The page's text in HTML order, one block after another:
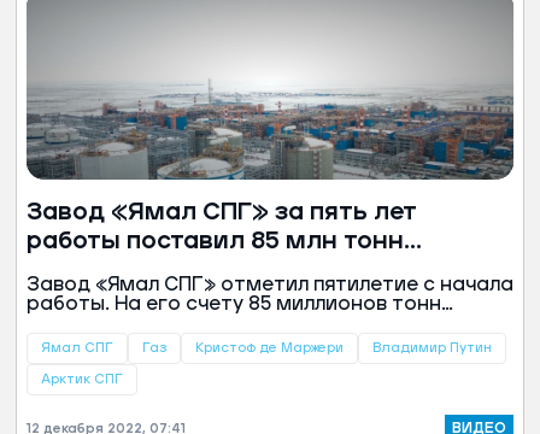
Завод «Ямал СПГ» за пять лет
работы поставил 85 млн тонн
сжиженного газа
Завод «Ямал СПГ» отметил пятилетие с начала
работы. На его счету 85 миллионов тонн
газовозов.
Ямал СПГ Газ Кристоф де Маржери Владимир Путин
Арктик СПГ
12 декабря 2022, 07:41 ВИДЕО